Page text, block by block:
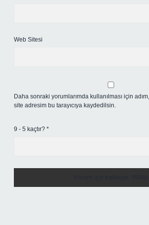
Web Sitesi
Daha sonraki yorumlarımda kullanılması için
site adresim bu tarayıcıya kaydedilsin.
9 - 5 kaçtır? *